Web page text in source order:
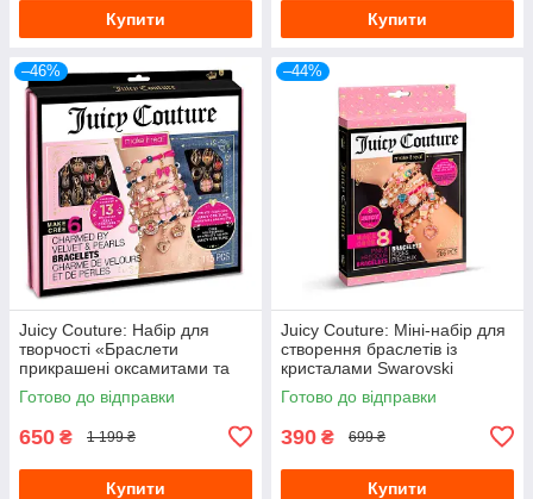
Купити Купити
–46%
Juicy Couture: Набір для
творчості «Браслети
прикрашені оксамитами та
перлинами» (Уцінка)
Готово до відправки
650 ₴ 1 199 ₴
Купити
–44%
Juicy Couture: Міні-набір для
створення браслетів із
кристалами Swarovski
«Рожевий зореспад»
(УЦІНКА), MR4432-bt
Готово до відправки
390 ₴ 699 ₴
Купити